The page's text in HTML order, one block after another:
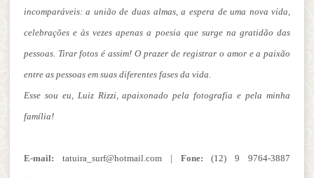
incomparáveis: a união de duas almas, a espera de uma nova vida,
celebrações e às vezes apenas a poesia que surge na gratidão das
pessoas. Tirar fotos é assim! O prazer de registrar o amor e a paixão
entre as pessoas em suas diferentes fases da vida.
Esse sou eu, Luiz Rizzi, apaixonado pela fotografia e pela minha
família!
E-mail: tatuira_surf@hotmail.com | Fone: (12) 9 9764-3887